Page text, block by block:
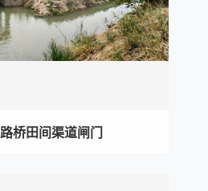
路桥田间渠道闸门